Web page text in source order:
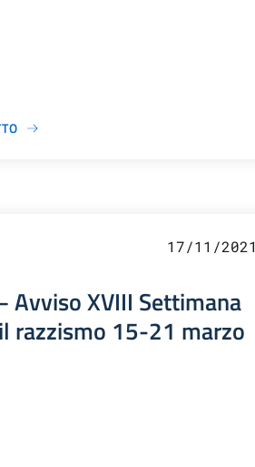
17/11/2021
Avviso XVIII Settimana
razzismo 15-21 marzo